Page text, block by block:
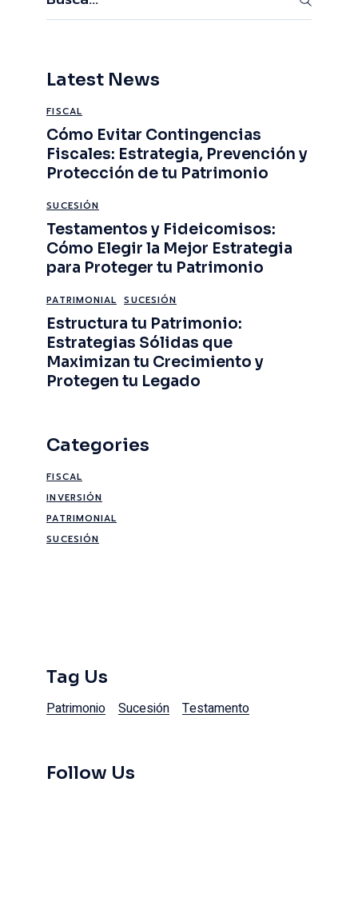
Latest News
FISCAL
Cómo Evitar Contingencias
Fiscales: Estrategia, Prevención y
Protección de tu Patrimonio
SUCESIÓN
Testamentos y Fideicomisos:
Cómo Elegir la Mejor Estrategia
para Proteger tu Patrimonio
PATRIMONIAL SUCESIÓN
Estructura tu Patrimonio:
Estrategias Sólidas que
Maximizan tu Crecimiento y
Protegen tu Legado
Categories
FISCAL
INVERSIÓN
PATRIMONIAL
SUCESIÓN
Tag Us
Patrimonio Sucesión Testamento
Follow Us